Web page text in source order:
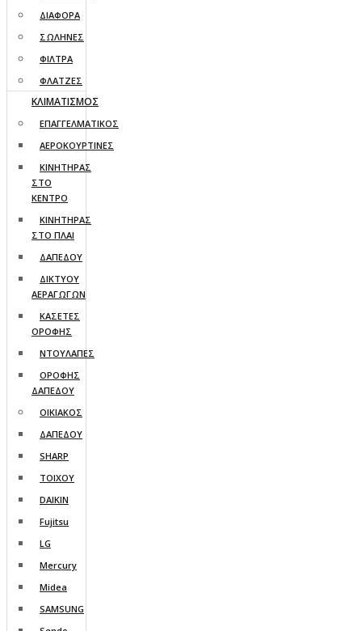
ΔΙΑΦΟΡΑ
ΣΩΛΗΝΕΣ
ΦΙΛΤΡΑ
ΦΛΑΤΖΕΣ
ΚΛΙΜΑΤΙΣΜΟΣ
ΕΠΑΓΓΕΛΜΑΤΙΚΟΣ
ΑΕΡΟΚΟΥΡΤΙΝΕΣ
ΚΙΝΗΤΗΡΑΣ
ΣΤΟ
ΚΕΝΤΡΟ
ΚΙΝΗΤΗΡΑΣ
ΣΤΟ ΠΛΑΙ
ΔΑΠΕΔΟΥ
ΔΙΚΤΥΟΥ
ΑΕΡΑΓΩΓΩΝ
ΚΑΣΕΤΕΣ
ΟΡΟΦΗΣ
ΝΤΟΥΛΑΠΕΣ
ΟΡΟΦΗΣ
ΔΑΠΕΔΟΥ
ΟΙΚΙΑΚΟΣ
ΔΑΠΕΔΟΥ
SHARP
ΤΟΙΧΟΥ
DAIKIN
Fujitsu
LG
Mercury
Midea
SAMSUNG